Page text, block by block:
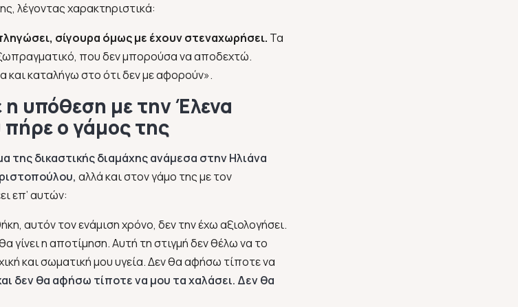
λέγοντας χαρακτηριστικά:
σίγουρα όμως με έχουν στεναχωρήσει. Τα
που δεν μπορούσα να αποδεχτώ.
και καταλήγω στο ότι δεν με αφορούν».
υπόθεση με την Έλενα
ο γάμος της
της δικαστικής διαμάχης ανάμεσα στην Ηλιάνα
αλλά και στον γάμο της με τον
επ’ αυτών:
αυτόν τον ενάμιση χρόνο, δεν την έχω αξιολογήσει.
γίνει η αποτίμηση. Αυτή τη στιγμή δεν θέλω να το
και σωματική μου υγεία. Δεν θα αφήσω τίποτε να
δεν θα αφήσω τίποτε να μου τα χαλάσει. Δεν θα